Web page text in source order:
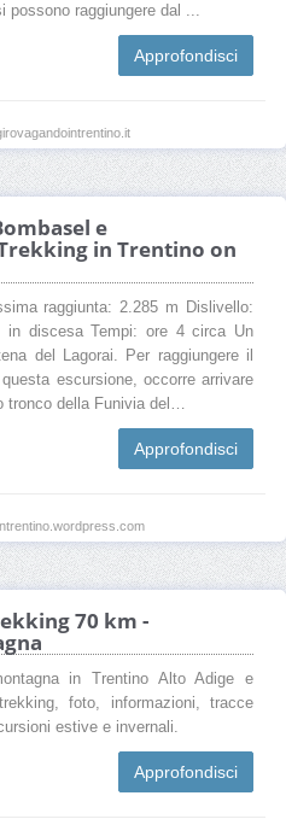
raggiungere dal ...
Approfondisci
e
in Trentino on
raggiunta: 2.285 m Dislivello:
discesa Tempi: ore 4 circa Un
del Lagorai. Per raggiungere il
escursione, occorre arrivare
tronco della Funivia del…
Approfondisci
70 km -
in Trentino Alto Adige e
foto, informazioni, tracce
estive e invernali.
Approfondisci